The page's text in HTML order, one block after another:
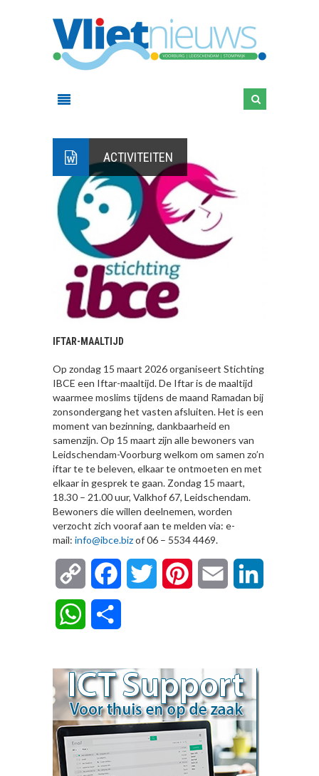
ACTIVITEITEN
IFTAR-MAALTIJD
Op zondag 15 maart 2026 organiseert Stichting
IBCE een Iftar-maaltijd. De Iftar is de maaltijd
waarmee moslims tijdens de maand Ramadan bij
zonsondergang het vasten afsluiten. Het is een
moment van bezinning, dankbaarheid en
samenzijn. Op 15 maart zijn alle bewoners van
Leidschendam-Voorburg welkom om samen zo’n
iftar te te beleven, elkaar te ontmoeten en met
elkaar in gesprek te gaan. Zondag 15 maart,
18.30 – 21.00 uur, Valkhof 67, Leidschendam.
Bewoners die willen deelnemen, worden
verzocht zich vooraf aan te melden via: e-
mail: info@ibce.bizof 06 – 5534 4469.
Copy
Link
FacebookTwitter Pinterest Email
WhatsApp